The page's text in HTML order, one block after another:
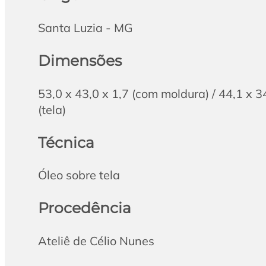
Santa Luzia - MG
Dimensões
53,0 x 43,0 x 1,7 (com moldura) / 44,1 x
(tela)
Técnica
Óleo sobre tela
Procedência
Ateliê de Célio Nunes